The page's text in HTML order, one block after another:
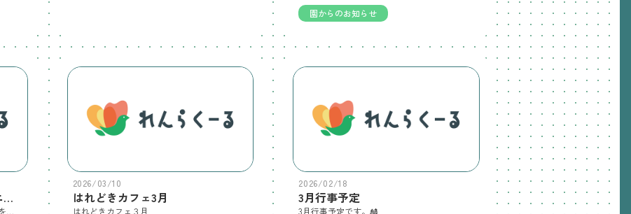
園からのお知らせ
あんぜん・たべよう・ほけんニュース
2026/03/10
はれどきカフェ3月
はれどきカフェ３月
2026/02/18
3月行事予定
3月行事予定です。🎎